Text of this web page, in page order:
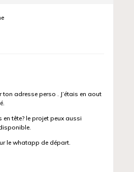
ton adresse perso . J’étais en aout
tête? le projet peux aussi
le whatapp de départ.